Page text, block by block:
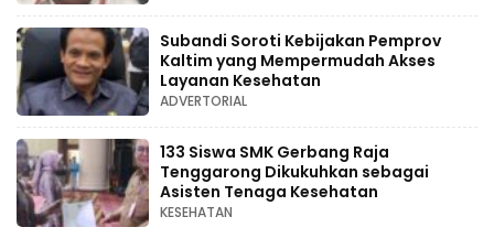
Subandi Soroti Kebijakan Pemprov
Kaltim yang Mempermudah Akses
Layanan Kesehatan
ADVERTORIAL
133 Siswa SMK Gerbang Raja
Tenggarong Dikukuhkan sebagai
Asisten Tenaga Kesehatan
KESEHATAN